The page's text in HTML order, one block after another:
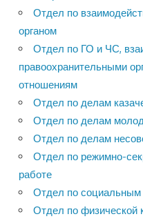
Отдел по
органом
Отдел по ГО и ЧС,
правоохранительными
отношениям
Отдел по делам
Отдел по делам
Отдел по делам
Отдел по режимно-
работе
Отдел по социальным
Отдел по физической